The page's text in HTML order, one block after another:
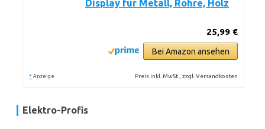
Display für Metall, Rohre, Holz
25,99 €
Bei Amazon ansehen
* Anzeige Preis inkl. MwSt., zzgl. Versandkosten
Elektro-Profis